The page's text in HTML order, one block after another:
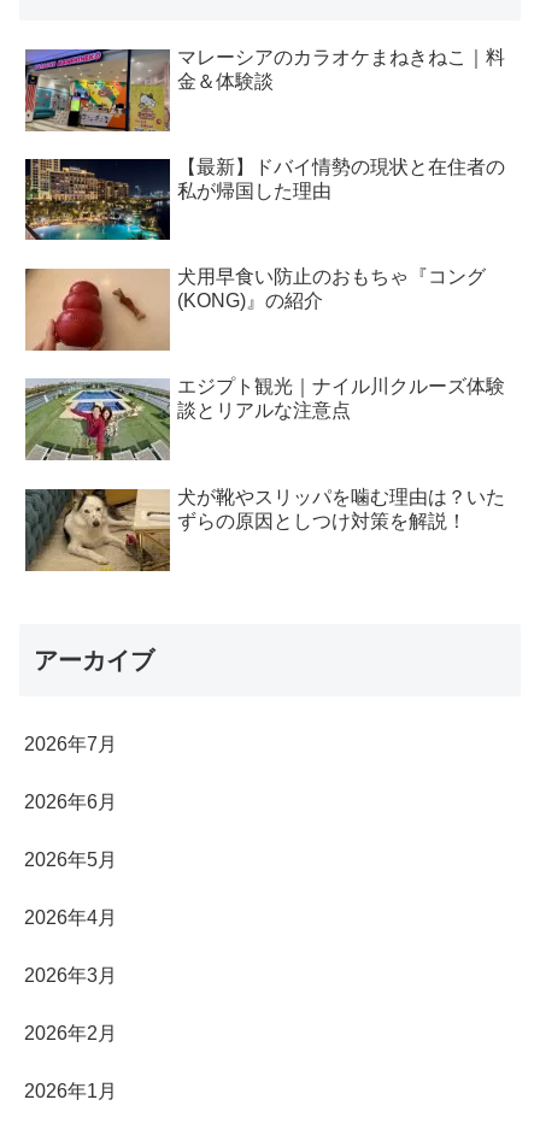
マレーシアのカラオケまねきねこ｜料
金＆体験談
【最新】ドバイ情勢の現状と在住者の
私が帰国した理由
犬用早食い防止のおもちゃ『コング
(KONG)』の紹介
エジプト観光｜ナイル川クルーズ体験
談とリアルな注意点
犬が靴やスリッパを噛む理由は？いた
ずらの原因としつけ対策を解説！
アーカイブ
2026年7月
2026年6月
2026年5月
2026年4月
2026年3月
2026年2月
2026年1月